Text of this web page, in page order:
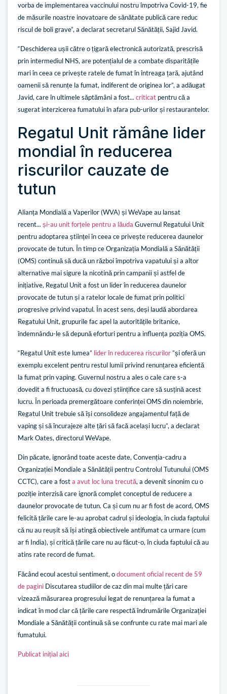
vorba de implementarea vaccinului nostru împotriva Covid-19, fie
de măsurile noastre inovatoare de sănătate publică care reduc
riscul de boli grave”, a declarat secretarul Sănătății, Sajid Javid.
“Deschiderea ușii către o țigară electronică autorizată, prescrisă
prin intermediul NHS, are potențialul de a combate disparitățile
mari în ceea ce privește ratele de fumat în întreaga țară, ajutând
oamenii să renunțe la fumat, indiferent de originea lor”, a adăugat
Javid, care în ultimele săptămâni a fost... criticat pentru că a
sugerat interzicerea fumatului în afara pub-urilor și restaurantelor.
Regatul Unit rămâne lider
mondial în reducerea
riscurilor cauzate de
tutun
Alianța Mondială a Vaperilor (WVA) și WeVape au lansat
recent... și-au unit forțele pentru a lăuda Guvernul Regatului Unit
pentru adoptarea științei în ceea ce privește reducerea daunelor
provocate de tutun. În timp ce Organizația Mondială a Sănătății
(OMS) continuă să ducă un război împotriva vapatului și a altor
alternative mai sigure la nicotină prin campanii și astfel de
inițiative, Regatul Unit a fost un lider în reducerea daunelor
provocate de tutun și a ratelor locale de fumat prin politici
progresive privind vapatul. În acest sens, deși laudă abordarea
Regatului Unit, grupurile fac apel la autoritățile britanice,
îndemnându-le să depună eforturi pentru a influența poziția OMS.
“Regatul Unit este lumea” lider în reducerea riscurilor”și oferă un
exemplu excelent pentru restul lumii privind renunțarea eficientă
la fumat prin vaping. Guvernul nostru a ales o cale care s-a
dovedit a fi fructuoasă, cu dovezi științifice care să susțină acest
lucru. În perioada premergătoare conferinței OMS din noiembrie,
Regatul Unit trebuie să își consolideze angajamentul față de
vaping și să încurajeze alte țări să facă același lucru”, a declarat
Mark Oates, directorul WeVape.
Din păcate, ignorând toate aceste date, Convenția-cadru a
Organizației Mondiale a Sănătății pentru Controlul Tutunului (OMS
CCTC), care a fosta avut loc luna trecută, a devenit sinonim cu o
poziție interzisă care ignoră complet conceptul de reducere a
daunelor provocate de tutun. Ca și cum nu ar fi fost de acord, OMS
felicită țările care le-au aprobat cadrul și ideologia, în ciuda faptului
că nu au reușit să își atingă obiectivele antifumat ca urmare (cum
ar fi India), și critică țările care nu au făcut-o, în ciuda faptului că au
atins rate record de fumat.
Făcând ecoul acestui sentiment, odocument oficial recent de 59
de pagini Discutarea studiilor de caz din mai multe țări care
vizează măsurarea progresului legat de renunțarea la fumat a
indicat în mod clar că țările care respectă îndrumările Organizației
Mondiale a Sănătății continuă să se confrunte cu rate mai mari ale
fumatului.
Publicat inițial aici